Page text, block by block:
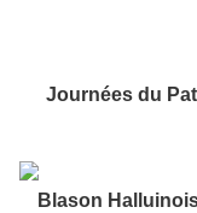
Journées du
Blason